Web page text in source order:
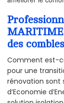
MARITIME
des
Comment est-
pour une
rénovation sont
d’Economie